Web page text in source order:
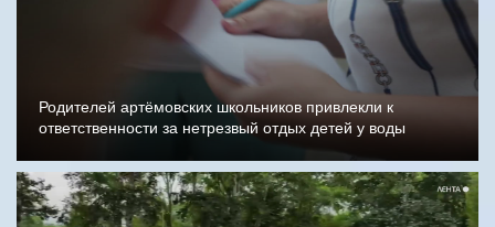
Родителей артёмовских школьников привлекли к
ответственности за нетрезвый отдых детей у воды